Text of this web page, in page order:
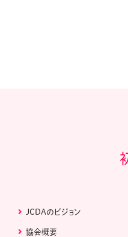
JCDAのビジョン
協会概要